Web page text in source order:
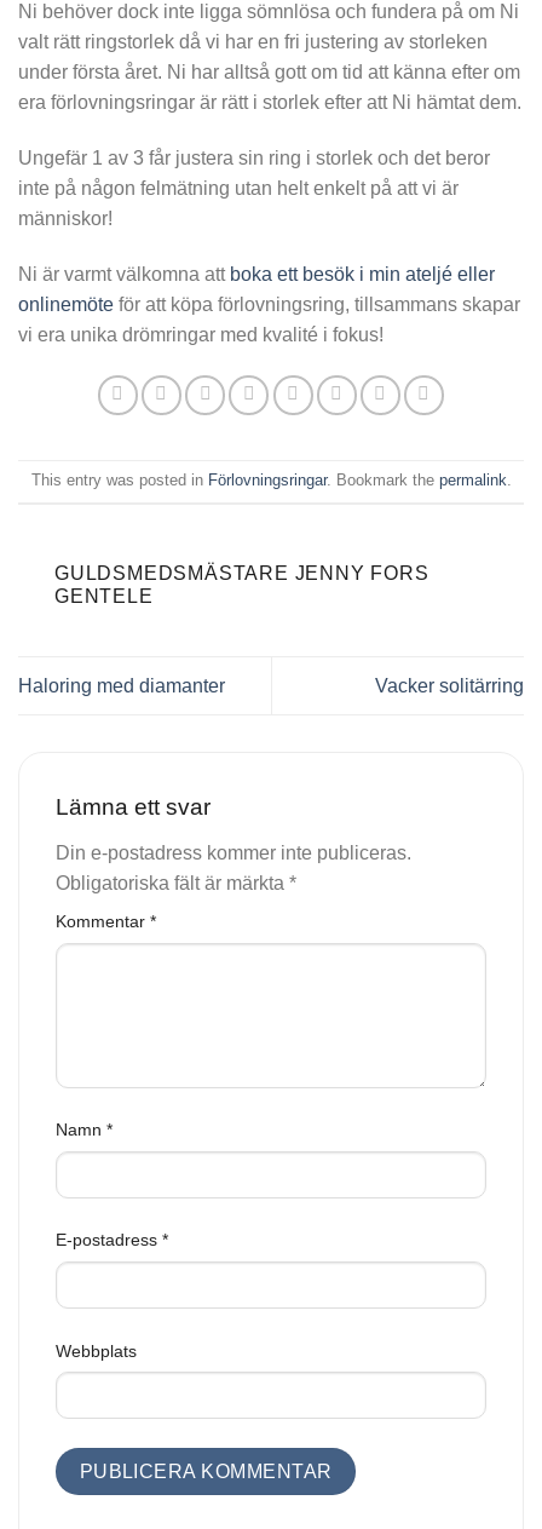
Ni behöver dock inte ligga sömnlösa och fundera på om Ni
valt rätt ringstorlek då vi har en fri justering av storleken
under första året. Ni har alltså gott om tid att känna efter om
era förlovningsringar är rätt i storlek efter att Ni hämtat dem.
Ungefär 1 av 3 får justera sin ring i storlek och det beror
inte på någon felmätning utan helt enkelt på att vi är
människor!
Ni är varmt välkomna att boka ett besök i min ateljé eller
onlinemöte för att köpa förlovningsring, tillsammans skapar
vi era unika drömringar med kvalité i fokus!
This entry was posted in Förlovningsringar. Bookmark the permalink.
GULDSMEDSMÄSTARE JENNY FORS
GENTELE
Haloring med diamanter Vacker solitärring
Lämna ett svar
Din e-postadress kommer inte publiceras.
Obligatoriska fält är märkta *
Kommentar *
Namn *
E-postadress *
Webbplats